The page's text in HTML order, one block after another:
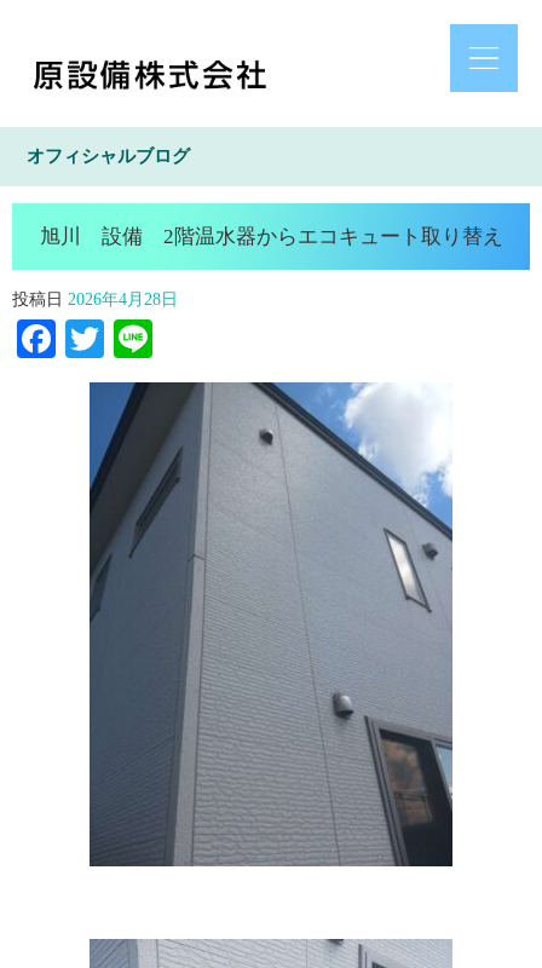
オフィシャルブログ
旭川 設備 2階温水器からエコキュート取り替え
投稿日 2026年4月28日
Facebook
Twitter